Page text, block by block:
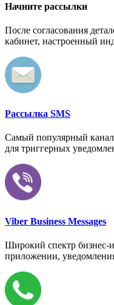
Начните рассылки
После согласования
кабинет, настроенный
Рассылка SMS
Самый популярный
для триггерных
Viber Business Messages
Широкий спектр бизнес-
приложении,